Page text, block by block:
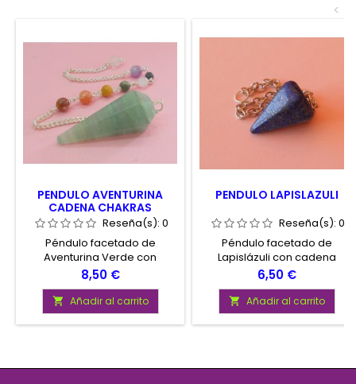
<
PENDULO AVENTURINA
CADENA CHAKRAS
Reseña(s): 0
Péndulo facetado de
Aventurina Verde con
cadena conteniendo esferas
minerales para los 7 chakras.
Presentado en envase con
instrucciones de uso
Precio
8,50 €
 Añadir al carrito
PENDULO LAPISLAZULI
Reseña(s): 0
Péndulo facetado de
Lapislázuli con cadena
plateada.
Precio
6,50 €
 Añadir al carrito